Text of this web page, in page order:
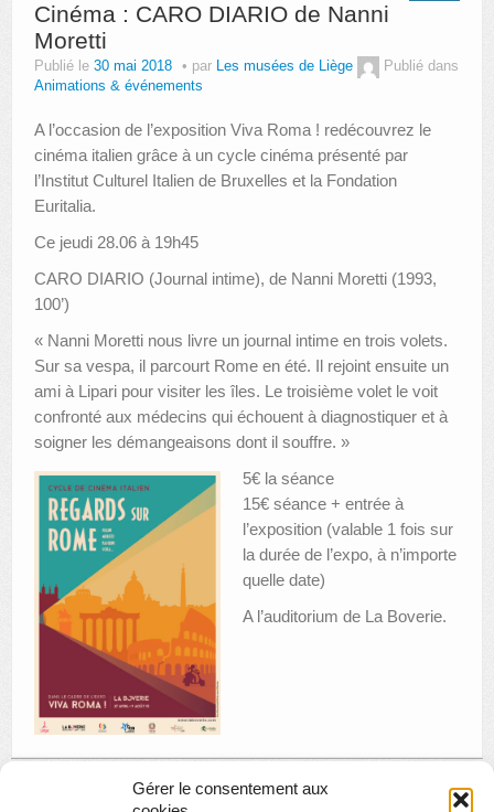
Gérer le consentement aux
Cinéma : CARO DIARIO de Nanni
Moretti
Publié le 30 mai 2018 par Les musées de Liège
Publié dans
Animations & événements
A l’occasion de l’exposition Viva Roma ! redécouvrez le
cinéma italien grâce à un cycle cinéma présenté par
l’Institut Culturel Italien de Bruxelles et la Fondation
Euritalia.
Ce jeudi 28.06 à 19h45
CARO DIARIO (Journal intime), de Nanni Moretti (1993,
100’)
« Nanni Moretti nous livre un journal intime en trois volets.
Sur sa vespa, il parcourt Rome en été. Il rejoint ensuite un
ami à Lipari pour visiter les îles. Le troisième volet le voit
confronté aux médecins qui échouent à diagnostiquer et à
soigner les démangeaisons dont il souffre. »
5€ la séance
15€ séance + entrée à
l’exposition (valable 1 fois sur
la durée de l’expo, à n’importe
quelle date)
A l’auditorium de La Boverie.